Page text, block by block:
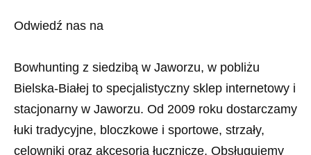
Odwiedź nas na
Bowhunting z siedzibą w Jaworzu, w pobliżu
Bielska-Białej to specjalistyczny sklep internetowy i
stacjonarny w Jaworzu. Od 2009 roku dostarczamy
łuki tradycyjne, bloczkowe i sportowe, strzały,
celowniki oraz akcesoria łucznicze. Obsługujemy